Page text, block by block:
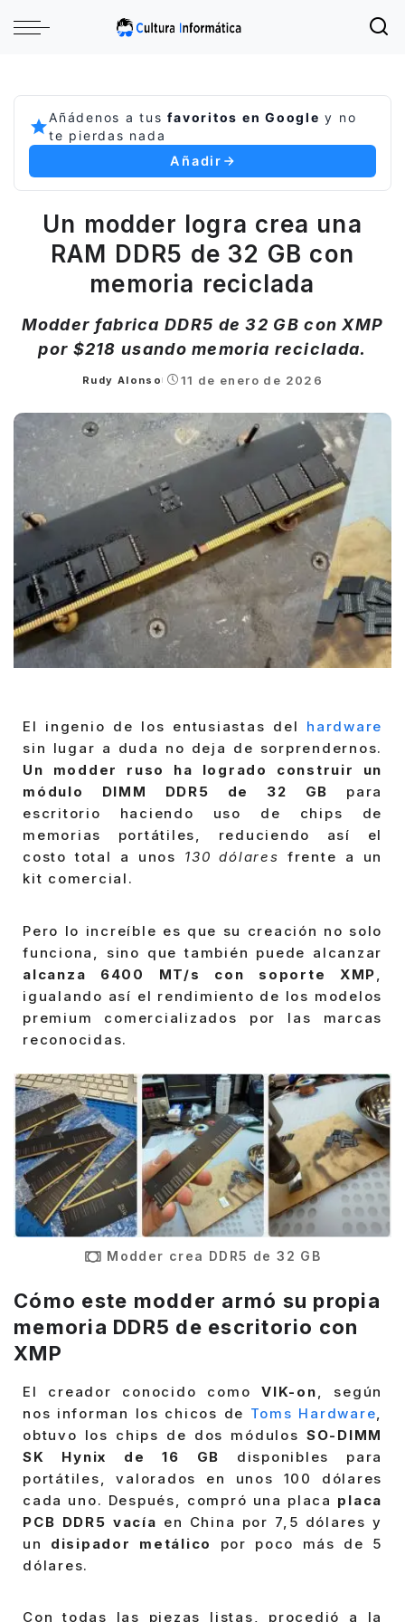
Añádenos a tusfavoritos en Google y no
te pierdas nada
Añadir
Un modder logra crea una
RAM DDR5 de 32 GB con
memoria reciclada
Modder fabrica DDR5 de 32 GB con XMP
por $218 usando memoria reciclada.
Posted
Rudy Alonso 11 de enero de 2026
El ingenio de los entusiastas del hardware
sin lugar a duda no deja de sorprendernos.
Un modder ruso ha logrado construir un
módulo DIMM DDR5 de 32 GB
para
escritorio haciendo uso de chips de
memorias portátiles, reduciendo así el
costo total a unos 130 dólares frente a un
kit comercial.
Pero lo increíble es que su creación no solo
funciona, sino que también puede alcanzar
alcanza 6400 MT/s con soporte XMP,
igualando así el rendimiento de los modelos
premium comercializados por las marcas
reconocidas.
Modder crea DDR5 de 32 GB
Cómo este modder armó su propia
memoria DDR5 de escritorio con
XMP
El creador conocido comoVIK-on , según
nos informan los chicos de Toms Hardware
obtuvo los chips de dos módulos SO-DIMM
SK Hynix de 16 GB disponibles para
portátiles, valorados en unos 100 dólares
cada uno. Después, compró una placa placa
PCB DDR5 vacía en China por 7,5 dólares y
un disipador metálico
por poco más de 5
dólares.
Con todas las piezas listas, procedió a la